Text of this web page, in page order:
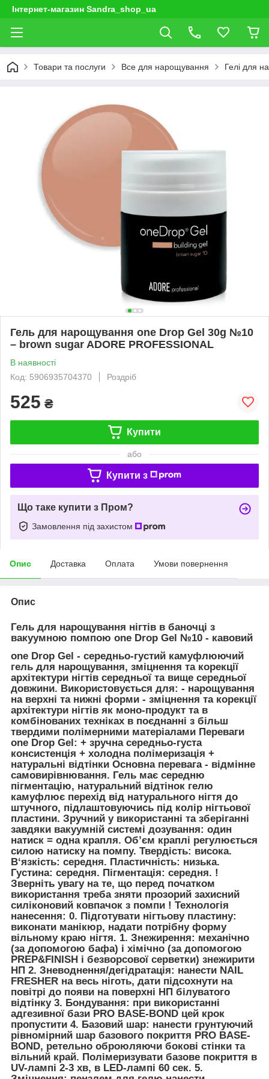
Інтернет-магазин Sandra_shop_ua
Товари та послуги Все для нарощування Гелі для
Гель для нарощування one Drop Gel 30g №10
– brown sugar ADORE PROFESSIONAL
В наявності
Код: 5906935704370
Роздріб
525 ₴
Купити
або
Купити з
Що таке купити з Пром?
Замовлення під захистом
Опис Доставка Оплата Умови повернення
Опис
Гель для нарощування нігтів в баночці з
вакуумною помпою one Drop Gel №10 - кавовий
one Drop Gel - середньо-густий камуфлюючий
гель для нарощування, зміцнення та корекції
архітектури нігтів середньої та вище середньої
довжини. Використовується для: - нарощування
на верхні та нижні форми - зміцнення та корекції
архітектури нігтів як моно-продукт та в
комбінованих техніках в поєднанні з більш
твердими полімерними матеріалами Переваги
one Drop Gel: + зручна середньо-густа
консистенція + холодна полімеризація +
натуральні відтінки Основна перевага - відмінне
самовирівнювання. Гель має середню
пігментацію, натуральний відтінок гелю
камуфлює перехід від натурального нігтя до
штучного, підлаштовуючись під колір нігтьової
пластини. Зручний у використанні та зберіганні
завдяки вакуумній системі дозування: один
натиск = одна крапля. Об’єм краплі регулюється
силою натиску на помпу. Твердість: висока.
В‘язкість: середня. Пластичність: низька.
Густина: середня. Пігментація: середня. !
Зверніть увагу на те, що перед початком
використання треба зняти прозорий захисний
силіконовий ковпачок з помпи ! Технологія
нанесення: 0. Підготувати нігтьову пластину:
виконати манікюр, надати потрібну форму
вільному краю нігтя. 1. Знежирення: механічно
(за допомогою бафа) і хімічно (за допомогою
PREP&FINISH і безворсової серветки) знежирити
НП 2. Зневоднення/дегідратація: нанести NAIL
FRESHER на весь ніготь, дати підсохнути на
повітрі до появи на поверхні НП білуватого
відтінку 3. Бондування: при використанні
адгезивної бази PRO BASE-BOND цей крок
пропустити 4. Базовий шар: нанести грунтуючий
рівномірний шар базового покриття PRO BASE-
BOND, ретельно оброюляючи бокові стінки та
вільний край. Полімеризувати базове покриття в
UV-лампі 2-3 хв, в LED-лампі 60 сек. 5.